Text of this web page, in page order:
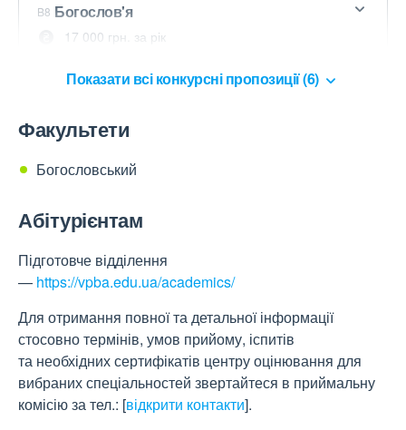
B8 Богослов'я
17 000 грн. за рік
Показати всі конкурсні пропозиції (6)
Факультети
Богословський
Абітурієнтам
Підготовче відділення
— https://vpba.edu.ua/academics/
Для отримання повної та детальної інформації
стосовно термінів, умов прийому, іспитів
та необхідних сертифікатів центру оцінювання для
вибраних спеціальностей звертайтеся в приймальну
комісію за тел.: [відкрити контакти].